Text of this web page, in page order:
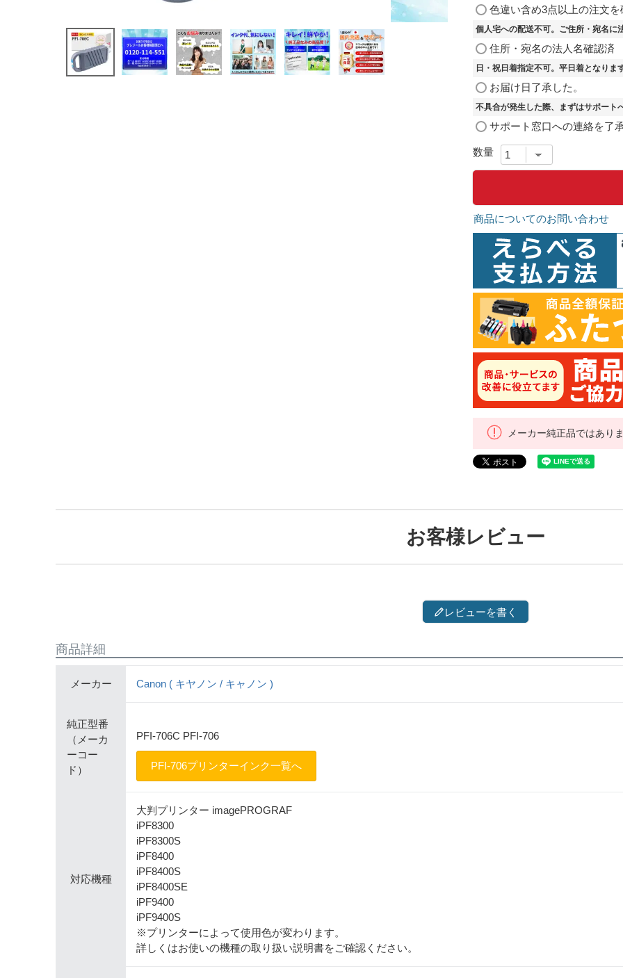
色違い含め3点以上の注文を
個人宅への配送不可。ご住所・宛名に
住所・宛名の法人名確認済
日・祝日着指定不可。平日着となりま
お届け日了承した。
不具合が発生した際、まずはサポート
サポート窓口への連絡を了
商品についてのお問い合わせ
メーカー純正品ではありま
お客様レビュー
レビューを書く
商品詳細
メーカー Canon ( キヤノン / キャノン )
純正型番
（メーカ
ーコー
ド）
PFI-706C PFI-706
PFI-706プリンターインク一覧へ
対応機種
大判プリンター imagePROGRAF
iPF8300
iPF8300S
iPF8400
iPF8400S
iPF8400SE
iPF9400
iPF9400S
※プリンターによって使用色が変わります。
詳しくはお使いの機種の取り扱い説明書をご確認ください。